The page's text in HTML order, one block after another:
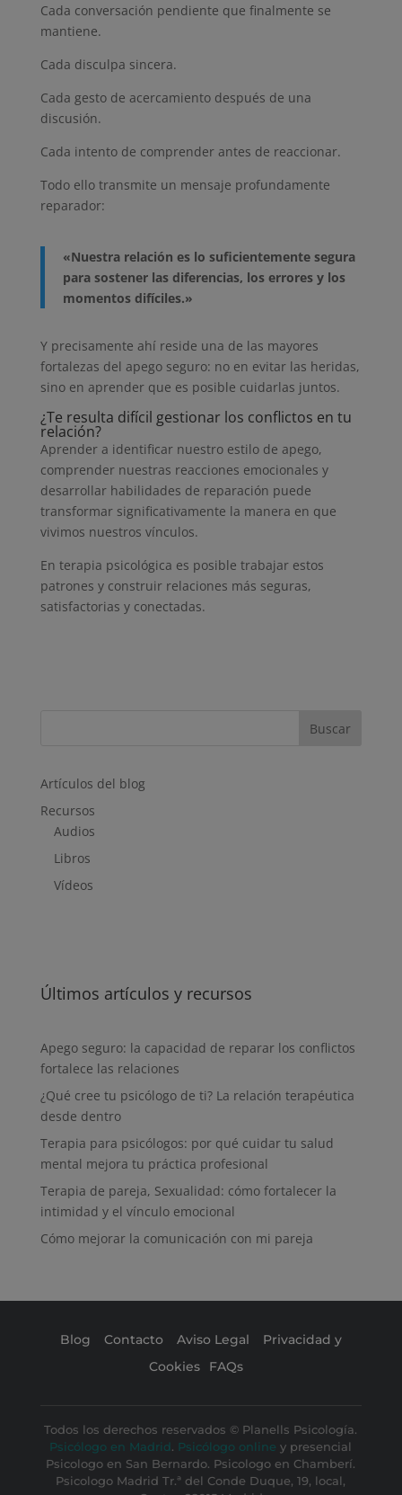
Cada conversación pendiente que finalmente se
mantiene.
Cada disculpa sincera.
Cada gesto de acercamiento después de una
discusión.
Cada intento de comprender antes de reaccionar.
Todo ello transmite un mensaje profundamente
reparador:
«Nuestra relación es lo suficientemente segura
para sostener las diferencias, los errores y los
momentos difíciles.»
Y precisamente ahí reside una de las mayores
fortalezas del apego seguro: no en evitar las heridas,
sino en aprender que es posible cuidarlas juntos.
¿Te resulta difícil gestionar los conflictos en tu
relación?
Aprender a identificar nuestro estilo de apego,
comprender nuestras reacciones emocionales y
desarrollar habilidades de reparación puede
transformar significativamente la manera en que
vivimos nuestros vínculos.
En terapia psicológica es posible trabajar estos
patrones y construir relaciones más seguras,
satisfactorias y conectadas.
Buscar
Artículos del blog
Recursos
Audios
Libros
Vídeos
Últimos artículos y recursos
Apego seguro: la capacidad de reparar los conflictos
fortalece las relaciones
¿Qué cree tu psicólogo de ti? La relación terapéutica
desde dentro
Terapia para psicólogos: por qué cuidar tu salud
mental mejora tu práctica profesional
Terapia de pareja, Sexualidad: cómo fortalecer la
intimidad y el vínculo emocional
Cómo mejorar la comunicación con mi pareja
Blog Contacto Aviso Legal
Privacidad y
Cookies
FAQs
Todos los derechos reservados © Planells Psicología.
Psicólogo en Madrid. Psicólogo online y presencial
Psicologo en San Bernardo. Psicologo en Chamberí.
Psicologo Madrid Tr.ª del Conde Duque, 19, local,